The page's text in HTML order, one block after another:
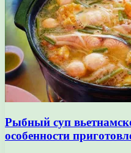
Рыбный суп
особенности